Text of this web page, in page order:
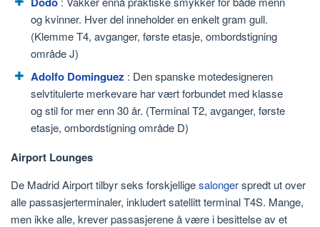
og kvinner. Hver del inneholder en enkelt gram gull.
(Klemme T4, avganger, første etasje, ombordstigning
område J)
Adolfo Dominguez : Den spanske motedesigneren
selvtitulerte merkevare har vært forbundet med klasse
og stil for mer enn 30 år. (Terminal T2, avganger, første
etasje, ombordstigning område D)
Airport Lounges
De Madrid Airport tilbyr seks forskjelligesalongerspredt ut over
alle passasjerterminaler, inkludert satellitt terminal T4S. Mange,
men ikke alle, krever passasjerene å være i besittelse av et